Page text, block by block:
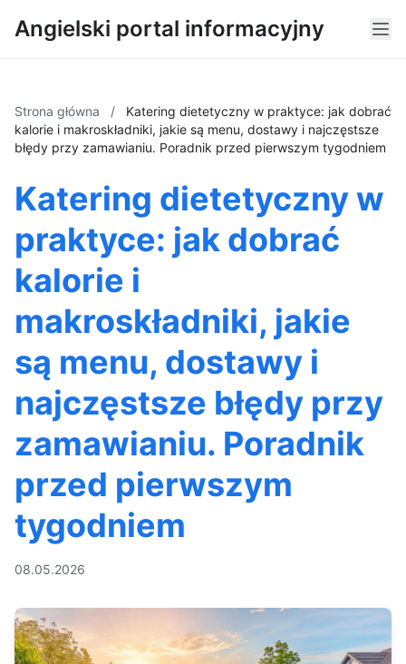
Angielski portal informacyjny
Strona główna /
Katering dietetyczny w praktyce: jak dobrać
kalorie i makroskładniki, jakie są menu, dostawy i najczęstsze
błędy przy zamawianiu. Poradnik przed pierwszym tygodniem
Katering dietetyczny w
praktyce: jak dobrać
kalorie i
makroskładniki, jakie
są menu, dostawy i
najczęstsze błędy przy
zamawianiu. Poradnik
przed pierwszym
tygodniem
08.05.2026